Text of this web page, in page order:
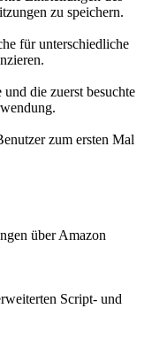
zu speichern.
für unterschiedliche
die zuerst besuchte
zum ersten Mal
über Amazon
Script- und